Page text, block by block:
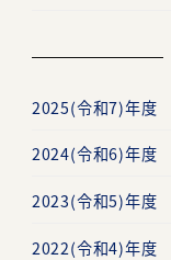
2025(令和7)年度
2024(令和6)年度
2023(令和5)年度
2022(令和4)年度